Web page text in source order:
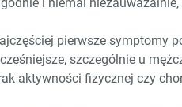
pierwsze symptomy
szczególnie u
aktywności fizycznej czy